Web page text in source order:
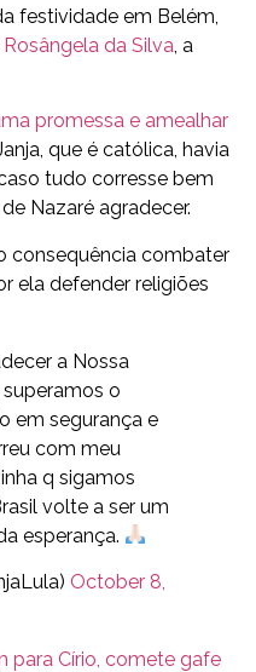
festividade em Belém,
Rosângela da Silva , a
promessa e amealhar
que é católica, havia
tudo corresse bem
Nazaré agradecer.
consequência combater
ela defender religiões
a Nossa
o
em segurança e
com meu
q sigamos
volte a ser um
esperança.
October 8,
para Círio, comete gafe